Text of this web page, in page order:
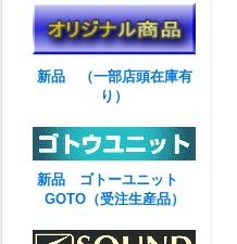
新品 （一部店頭在庫有
り）
新品 ゴトーユニット
GOTO（受注生産品）